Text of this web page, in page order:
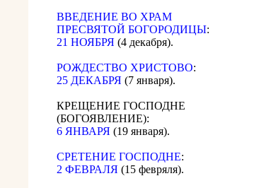
ВВЕДЕНИЕ ВО ХРАМ
ПРЕСВЯТОЙ БОГОРОДИЦЫ:
21 НОЯБРЯ (4 декабря).
РОЖДЕСТВО ХРИСТОВО:
25 ДЕКАБРЯ (7 января).
КРЕЩЕНИЕ ГОСПОДНЕ
(БОГОЯВЛЕНИЕ):
6 ЯНВАРЯ (19 января).
СРЕТЕНИЕ ГОСПОДНЕ:
2 ФЕВРАЛЯ (15 февряля).